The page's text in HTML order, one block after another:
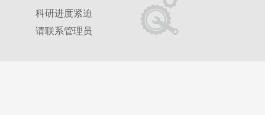
后来的
生活中
过得那
科研进度紧迫
请联系管理员